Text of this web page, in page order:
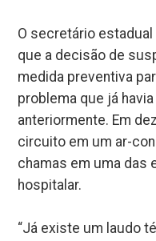
O secretário estadual
que a decisão de
medida preventiva
problema que já
anteriormente. Em
circuito em um ar-
chamas em uma das
hospitalar.
“Já existe um laudo